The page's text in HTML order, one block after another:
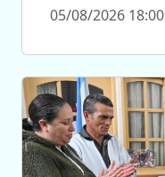
05/08/2026 18:00